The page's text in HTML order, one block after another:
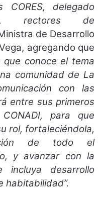
delegado
rectores de
de Desarrollo
agregando que
conoce el tema
comunidad de La
con las
entre sus primeros
para que
rol, fortaleciéndola,
de todo el
y avanzar con la
incluya desarrollo
habitabilidad”.